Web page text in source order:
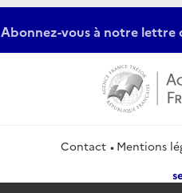
Abonnez-vous à notre
Contact Mentions